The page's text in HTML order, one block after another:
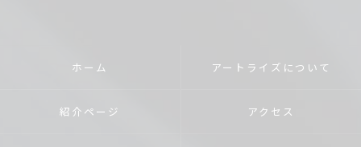
ホーム アートライズについて
紹介ページ アクセス